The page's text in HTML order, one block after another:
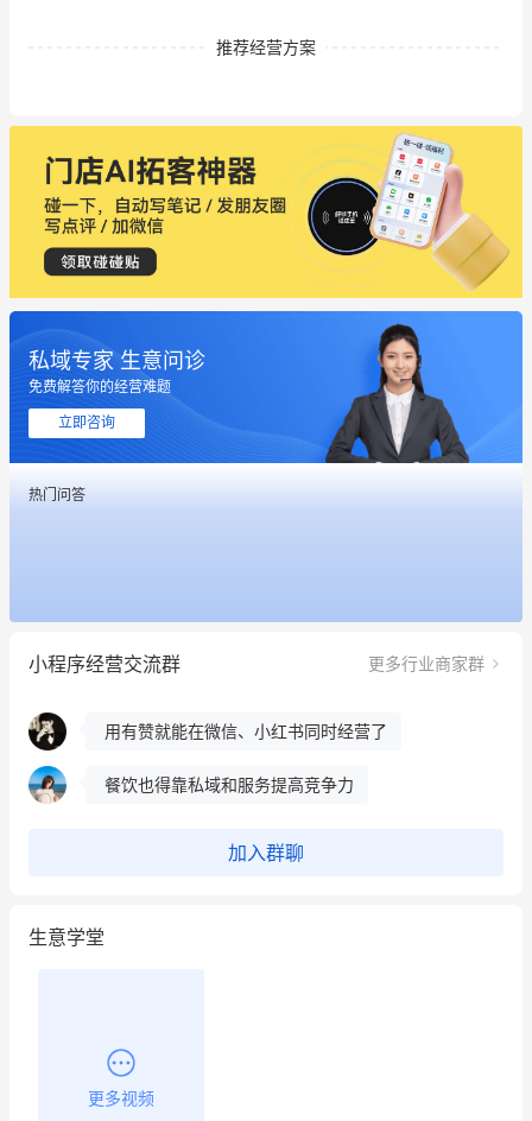
推荐经营方案
私域专家 生意问诊
免费解答你的经营难题
立即咨询
热门问答
小程序经营交流群 更多行业商家群
这个营销策划案例推荐大家看一下
用有赞就能在微信、小红书同时经营了
冰墩墩货源充足需要的联系我
这个营销策划案例推荐大家看一下
用有赞就能在微信、小红书同时经营了
餐饮也得靠私域和服务提高竞争力
加入群聊
生意学堂
更多视频